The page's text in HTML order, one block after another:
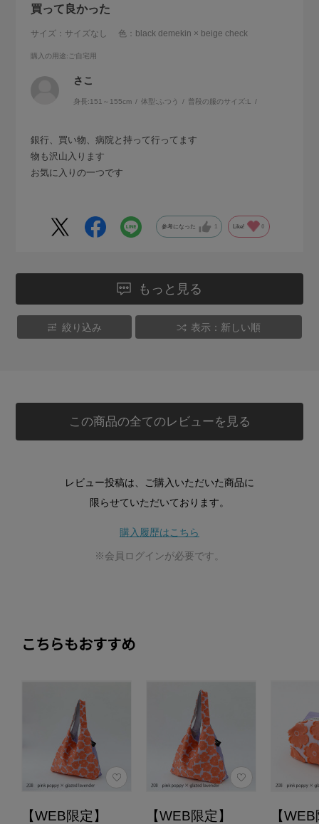
買って良かった
サイズ：サイズなし 色：black demekin × beige check
購入の用途:ご自宅用
さこ
身長:151～155cm 体型:ふつう 普段の服のサイズ:L
銀行、買い物、病院と持って行ってます
物も沢山入ります
お気に入りの一つです
参考になった Like! 0
もっと見る
絞り込み 表示：新しい順
この商品の全てのレビューを見る
レビュー投稿は、ご購入いただいた商品に
限らせていただいております。
購入履歴はこちら
※会員ログインが必要です。
こちらもおすすめ
【WEB限定】
【WEB限定】
【